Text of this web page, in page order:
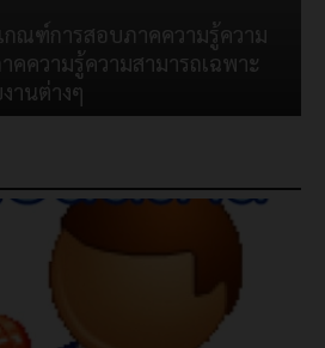
กณฑ์การสอบภาคความรู้ความ
คความรู้ความสามารถเฉพาะ
านต่างๆ